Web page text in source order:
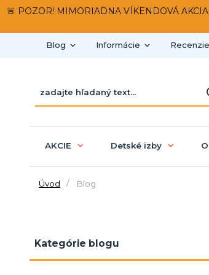
🚨 POZOR! MIMORIADNA VÍKENDOVÁ
Blog Informácie
AKCIE Detské izby
Úvod Blog
Kategórie blogu